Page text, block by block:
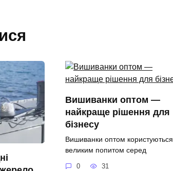
Вишиванки оптом —
найкраще рішення для
бізнесу
Вишиванки оптом користуються
великим попитом серед
0 31